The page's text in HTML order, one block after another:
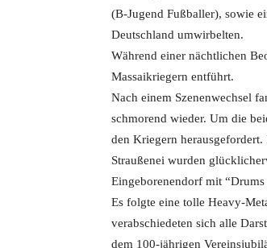
(B-Jugend Fußballer), sowie
Deutschland umwirbelten.
Während einer nächtlichen
Massaikriegern entführt.
Nach einem Szenenwechsel
schmorend wieder. Um die
den Kriegern
Straußenei wurden
Eingeborenendorf mit
Es folgte eine tolle Heavy-
verabschiedeten sich alle
dem 100-jährigen